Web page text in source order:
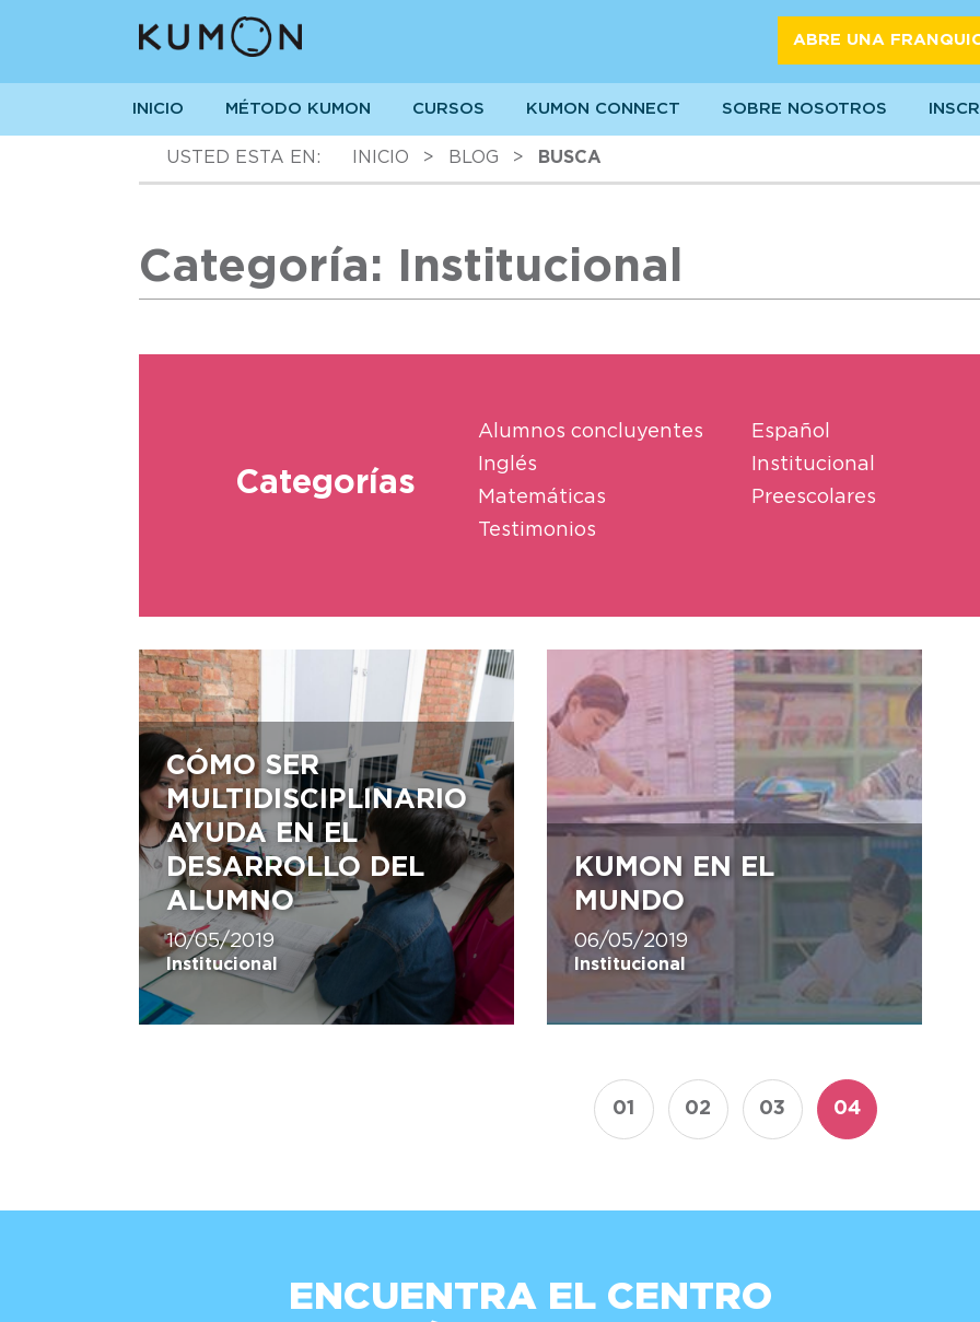
ABRE UNA
INICIO MÉTODO KUMON CURSOS KUMON CONNECT SOBRE NOSOTROS
USTED ESTA EN: INICIO > BLOG > BUSCA
Categoría: Institucional
Categorías
Alumnos concluyentes
Inglés
Matemáticas
Testimonios
Español
Institucional
Preescolares
CÓMO SER
MULTIDISCIPLINARIO
AYUDA EN EL
DESARROLLO DEL
ALUMNO
10/05/2019
Institucional
KUMON EN EL
MUNDO
06/05/2019
Institucional
01 02 03 04
ENCUENTRA EL CENTRO